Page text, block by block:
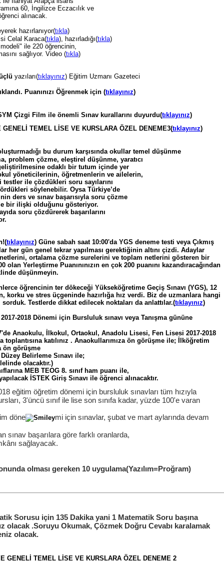
60, İngilizce Eczacılık ve
alınacak.
hazırlanıyor(tıkla)
Celal Karaca(tıkla), hazırladığı(tıkla)
ile 220 öğrencinin,
sağlıyor. Video (tıkla)
yazıları(tıklayınız) Eğitim Uzmanı Gazeteci
Puanınızı Öğrenmek için (tıklayınız)
Çizgi Film ile önemli Sınav kurallarını duyurdu(tıklayınız)
GENELİ TEMEL LİSE VE KURSLARA ÖZEL DENEME3(tıklayınız)
bu durum karşısında okullar temel düşünme
problem çözme, eleştirel düşünme, yaratıcı
odaklı bir tutum içinde yer
yöneticilerinin, öğretmenlerin ve ailelerin,
ile çözdükleri soru sayılarını
söylenebilir. Oysa Türkiye’de
ders ve sınav başarısıyla soru çözme
bir ilişki olduğunu gösteriyor.
soru çözdürerek başarılarını
tıklayınız) Güne sabah saat 10:00'da YGS deneme testi veya Çıkmış
her gün genel tekrar yapılması gerektiğinin altını çizdi. Adaylar
netlerini, ortalama çözme surelerini ve toplam netlerini gösteren bir
olan Yerleştirme Puanınınızın en çok 200 puanını kazandıracağından
düşünmeyin.
öğrencinin ter dökeceği Yükseköğretime Geçiş Sınavı (YGS), 12
korku ve stres üçgeninde hazırlığa hız verdi. Biz de uzmanlara hangi
sorduk. Testlerde dikkat edilecek noktaları da anlattılar.(tıklayınız)
2018 Dönemi için Bursluluk sınavı veya Tanışma gününe
Anaokulu, İlkokul, Ortaokul, Anadolu Lisesi, Fen Lisesi 2017-2018
toplantısına katılınız . Anaokullarımıza ön görüşme ile; İlköğretim
ön görüşme
Belirleme Sınavı ile;
olacaktır.)
MEB TEOG 8. sınıf ham puanı ile,
İSTEK Giriş Sınavı ile öğrenci alınacaktır.
eğitim öğretim dönemi için bursluluk sınavları tüm hızıyla
3'üncü sınıf ile lise son sınıfa kadar, yüzde 100'e varan
döne
mi için sınavlar, şubat ve mart aylarında devam
sınav başarılara göre farklı oranlarda,
sağlayacak.
olması gereken 10 uygulama(Yazılım=Proğram)
Sorusu için 135 Dakika yani 1 Matematik Soru başına
olacak .Soruyu Okumak, Çözmek Doğru Cevabı karalamak
olacak.
GENELİ TEMEL LİSE VE KURSLARA ÖZEL DENEME 2